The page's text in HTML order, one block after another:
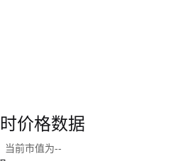
价格数据
当前市值为--